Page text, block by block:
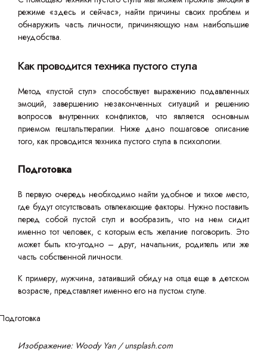
режиме «здесь и сейчас», найти причины своих проблем и
обнаружить часть личности, причиняющую нам наибольшие
неудобства.
Как проводится техника пустого стула
Метод «пустой стул» способствует выражению подавленных
эмоций, завершению незаконченных ситуаций и решению
вопросов внутренних конфликтов, что является основным
приемом гештальттерапии. Ниже дано пошаговое описание
того, как проводится техника пустого стула в психологии.
Подготовка
В первую очередь необходимо найти удобное и тихое место,
где будут отсутствовать отвлекающие факторы. Нужно поставить
перед собой пустой стул и вообразить, что на нем сидит
именно тот человек, с которым есть желание поговорить. Это
может быть кто-угодно – друг, начальник, родитель или же
часть собственной личности.
К примеру, мужчина, затаивший обиду на отца еще в детском
возрасте, представляет именно его на пустом стуле.
Изображение: Woody Yan / unsplash.com